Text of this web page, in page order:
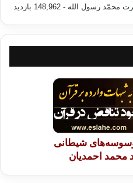
محمّد رسول الله - 148,962 بازدید
وسوسه‌های شیطانی
محمد احمدیان